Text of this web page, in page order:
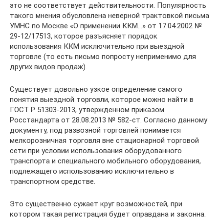
это не соответствует действительности. Популярность
такого мнения обусловлена неверной трактовкой письма
УМНС по Москве «О применении ККМ…» от 17.04.2002 №
29-12/17513, которое разъясняет порядок
использования ККМ исключительно при выездной
торговле (то есть письмо попросту неприменимо для
других видов продаж).
Существует довольно узкое определение самого
понятия выездной торговли, которое можно найти в
ГОСТ Р 51303-2013, утвержденном приказом
Росстандарта от 28.08.2013 № 582-ст. Согласно данному
документу, под развозной торговлей понимается
мелкорозничная торговля вне стационарной торговой
сети при условии использования оборудованного
транспорта и специального мобильного оборудования,
подлежащего использованию исключительно в
транспортном средстве.
Это существенно сужает круг возможностей, при
котором такая регистрация будет оправдана и законна.